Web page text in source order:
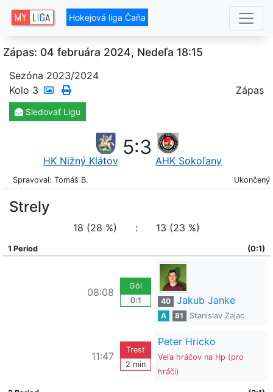
Hokejová liga Čaňa
Zápas: 04 februára 2024, Nedeľa 18:15
Sezóna 2023/2024
Kolo 3 Zápas
Sledovať Ligu
HK Nižný Klátov
5:3
AHK Sokoľany
Spravoval: Tomáš B. Ukončený
Strely
18 (28 %) : 13 (23 %)
1 Period (0:1)
08:08
Gól
0:1
40 Jakub Janke
A 81 Stanislav Zajac
11:47
Trest
2 min
Peter Hricko
Veľa hráčov na Hp (pro
hráči)